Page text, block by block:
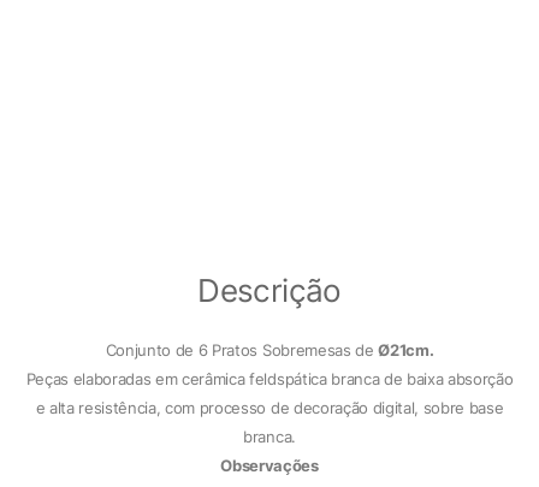
Descrição
Conjunto de 6 Pratos Sobremesas deØ21cm.
Peças elaboradas em cerâmica feldspática branca de baixa absorção
e alta resistência, com processo de decoração digital, sobre base
branca.
Observações